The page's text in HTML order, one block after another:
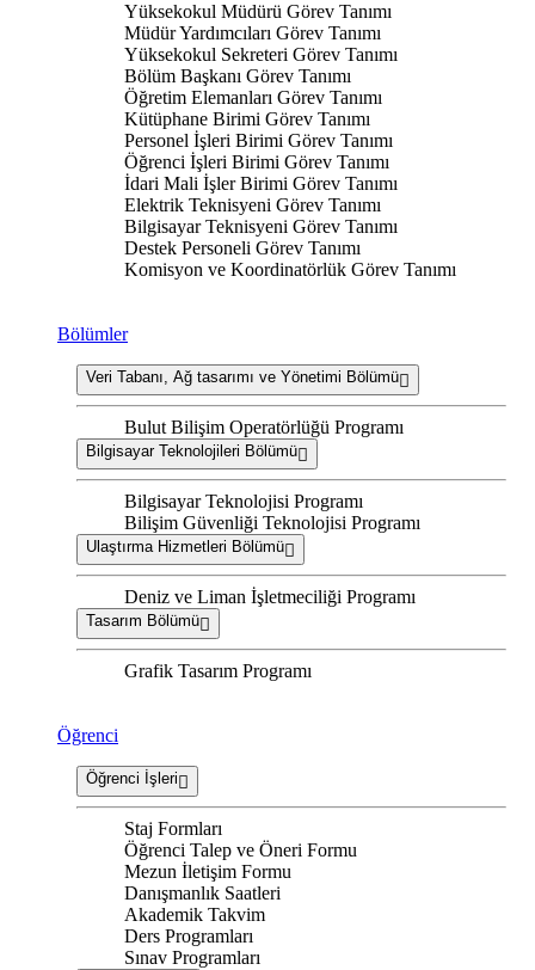
Yüksekokul Müdürü Görev Tanımı
Müdür Yardımcıları Görev Tanımı
Yüksekokul Sekreteri Görev Tanımı
Bölüm Başkanı Görev Tanımı
Öğretim Elemanları Görev Tanımı
Kütüphane Birimi Görev Tanımı
Personel İşleri Birimi Görev Tanımı
Öğrenci İşleri Birimi Görev Tanımı
İdari Mali İşler Birimi Görev Tanımı
Elektrik Teknisyeni Görev Tanımı
Bilgisayar Teknisyeni Görev Tanımı
Destek Personeli Görev Tanımı
Komisyon ve Koordinatörlük Görev Tanımı
Bölümler
Veri Tabanı, Ağ tasarımı ve Yönetimi Bölümü
Bulut Bilişim Operatörlüğü Programı
Bilgisayar Teknolojileri Bölümü
Bilgisayar Teknolojisi Programı
Bilişim Güvenliği Teknolojisi Programı
Ulaştırma Hizmetleri Bölümü
Deniz ve Liman İşletmeciliği Programı
Tasarım Bölümü
Grafik Tasarım Programı
Öğrenci
Öğrenci İşleri
Staj Formları
Öğrenci Talep ve Öneri Formu
Mezun İletişim Formu
Danışmanlık Saatleri
Akademik Takvim
Ders Programları
Sınav Programları